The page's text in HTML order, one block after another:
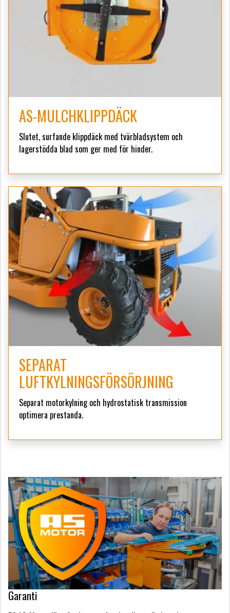
AS-MULCHKLIPPDÄCK
Slutet, surfande klippdäck med tvärbladsystem och
lagerstödda blad som ger med för hinder.
SEPARAT
LUFTKYLNINGSFÖRSÖRJNING
Separat motorkylning och hydrostatisk transmission
optimera prestanda.
Garanti